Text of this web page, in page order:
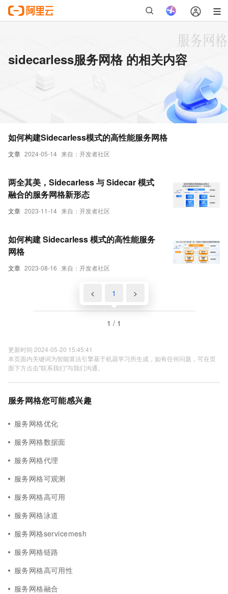
sidecarless服务网格 的相关内容
文章 2024-05-14 来自：开发者社区
如何构建Sidecarless模式的高性能服务网格
文章 2023-11-14 来自：开发者社区
两全其美，Sidecarless 与 Sidecar 模式
融合的服务网格新形态
文章 2023-08-16 来自：开发者社区
如何构建 Sidecarless 模式的高性能服务
网格
< 1 >
1 / 1
更新时间 2024-05-20 15:45:41
本页面内关键词为智能算法引擎基于机器学习所生成，如有任何问题，可在页
面下方点击"联系我们"与我们沟通。
服务网格您可能感兴趣
服务网格优化
服务网格数据面
服务网格代理
服务网格可观测
服务网格高可用
服务网格泳道
服务网格servicemesh
服务网格链路
服务网格高可用性
服务网格融合